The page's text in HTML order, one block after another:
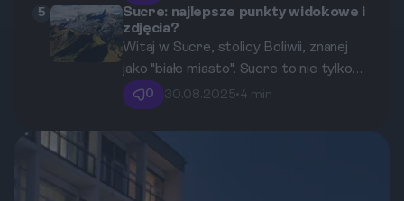
przewodniku odkryjesz najlepsze
miejsca na smakowanie lokalnych
klasyków oraz street foodu. Od
autentycznych boliwijskich dań po
ukryte perełki, które zachwycą
5
Sucre: najlepsze punkty widokowe i
zdjęcia?
Witaj w Sucre, stolicy Boliwii, znanej
jako "białe miasto". Sucre to nie tylko
miejsce bogate w historię i kulturę, ale
także znakomite punkty widokowe,
które oferują zapierające dech w
piersiach widoki na miasto i okoliczne
góry. W tym przewodniku
0 30.08.2025•4 min